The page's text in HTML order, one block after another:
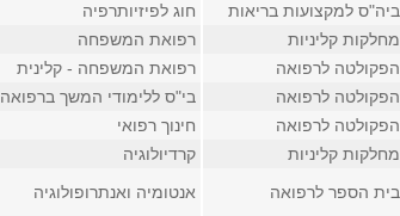
ביה"ס למקצועות בריאות חוג לפיזיותרפיה
מחלקות קליניות רפואת המשפחה
הפקולטה לרפואה
רפואת המשפחה - קלינית
הפקולטה לרפואה
בי"ס ללימודי המשך ברפואה
הפקולטה לרפואה
חינוך רפואי
מחלקות קליניות קרדיולוגיה
בית הספר לרפואה אנטומיה ואנתרופולוגיה